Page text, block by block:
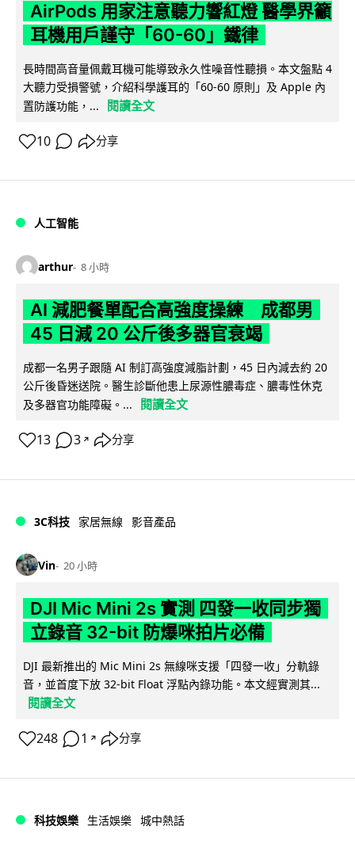
AirPods 用家注意聽力響紅燈 醫學界籲
耳機用戶謹守「60-60」鐵律
長時間高音量佩戴耳機可能導致永久性噪音性聽損。本文盤點 4
大聽力受損警號，介紹科學護耳的「60-60 原則」及 Apple 內
置防護功能，...
閱讀全文
10 分享
人工智能
arthur 8 小時
AI 減肥餐單配合高強度操練 成都男
45 日減 20 公斤後多器官衰竭
成都一名男子跟隨 AI 制訂高強度減脂計劃，45 日內減去約 20
公斤後昏迷送院。醫生診斷他患上尿源性膿毒症、膿毒性休克
及多器官功能障礙。...
閱讀全文
13 3 ↗ 分享
3C科技 家居無線 影音產品
Vin 20 小時
DJI Mic Mini 2s 實測 四發一收同步獨
立錄音 32-bit 防爆咪拍片必備
DJI 最新推出的 Mic Mini 2s 無線咪支援「四發一收」分軌錄
音，並首度下放 32-bit Float 浮點內錄功能。本文經實測其...
閱讀全文
248 1 ↗ 分享
科技娛樂 生活娛樂 城中熱話